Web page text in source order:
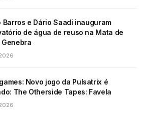
Barros e Dário Saadi inauguram
de água de reuso na Mata de
Novo jogo da Pulsatrix é
The Otherside Tapes: Favela